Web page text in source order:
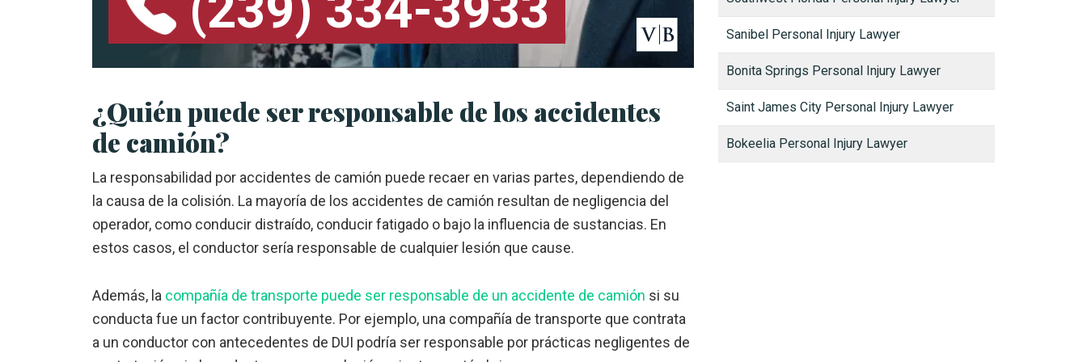
¿Quién puede ser responsable de los accidentes
de camión?
La responsabilidad por accidentes de camión puede recaer en varias partes, dependiendo de
la causa de la colisión. La mayoría de los accidentes de camión resultan de negligencia del
operador, como conducir distraído, conducir fatigado o bajo la influencia de sustancias. En
estos casos, el conductor sería responsable de cualquier lesión que cause.
Además, la compañía de transporte puede ser responsable de un accidente de camión si su
conducta fue un factor contribuyente. Por ejemplo, una compañía de transporte que contrata
a un conductor con antecedentes de DUI podría ser responsable por prácticas negligentes de
Sanibel Personal Injury Lawyer
Bonita Springs Personal Injury Lawyer
Saint James City Personal Injury Lawyer
Bokeelia Personal Injury Lawyer